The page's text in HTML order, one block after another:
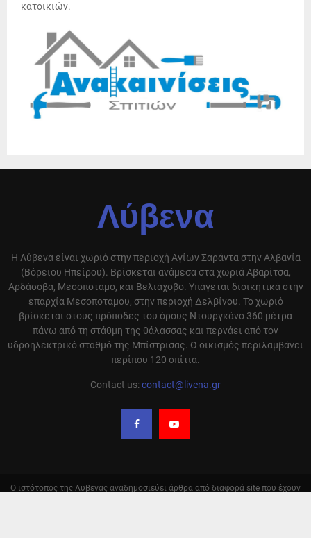
κατοικιών.
Λύβενα
Η Λύβενα είναι χωριό στην περιοχή Αγίων Σαράντα στην Αλβανία
(Βόρειου Ηπείρου). Βρίσκεται ανάμεσα στα χωριά Αβαρίτσα,
Αρδάσοβα, Μεσοποταμο, και Βελιάχοβο. Υπάγεται διοικητικά στην
επαρχία Μεσοποταμου, στην περιοχή Δελβίνου. Το χωριό
βρίσκεται στους πρόποδες του όρους Ντουργκάνο 360 μέτρα
πάνω από τη στάθμη της θάλασσας και περνάει από τον
υδροηλεκτρικό σταθμό της Μπίστρισας. Ο οικισμός περιλαμβάνει
περίπου 120 σπίτια.
Contact us:contact@livena.gr
Ο ιστότοπος της Λύβενας αναδημοσιεύει άρθρα από διαφορά site που έχουν